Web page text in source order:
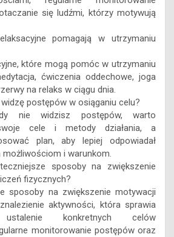
się ludźmi, którzy motywują
pomagają w utrzymaniu
które mogą pomóc w utrzymaniu
ćwiczenia oddechowe, joga
na relaks w ciągu dnia.
postępów w osiąganiu celu?
nie widzisz postępów, warto
cele i metody działania, a
plan, aby lepiej odpowiadał
i warunkom.
sposoby na zwiększenie
fizycznych?
sposoby na zwiększenie motywacji
aktywności, która sprawia
ustalenie konkretnych celów
monitorowanie postępów oraz